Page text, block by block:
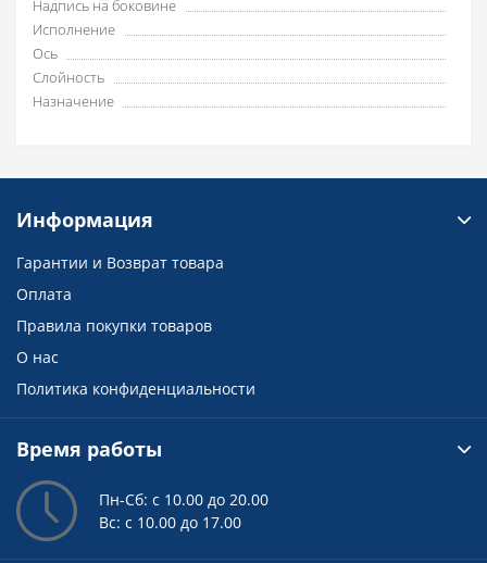
Надпись на боковине
Исполнение
Ось
Слойность
Назначение
Информация
Гарантии и Возврат товара
Оплата
Правила покупки товаров
О нас
Политика конфиденциальности
Время работы
Пн-Сб: с 10.00 до 20.00
Вс: с 10.00 до 17.00